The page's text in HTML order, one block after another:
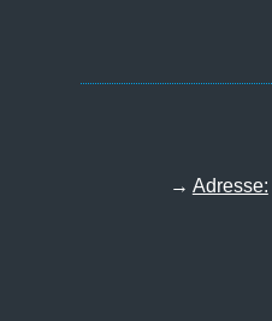
→ Adresse: